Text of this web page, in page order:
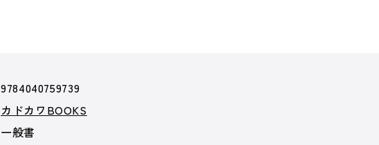
9784040759739
カドカワBOOKS
一般書